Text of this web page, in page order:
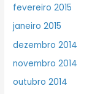
fevereiro 2015
janeiro 2015
dezembro 2014
novembro 2014
outubro 2014